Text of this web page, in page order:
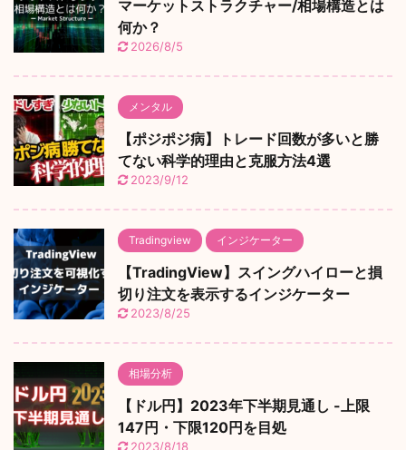
マーケットストラクチャー/相場構造とは
何か？
2026/8/5
メンタル
【ポジポジ病】トレード回数が多いと勝
てない科学的理由と克服方法4選
2023/9/12
Tradingview インジケーター
【TradingView】スイングハイローと損
切り注文を表示するインジケーター
2023/8/25
相場分析
【ドル円】2023年下半期見通し -上限
147円・下限120円を目処
2023/8/18